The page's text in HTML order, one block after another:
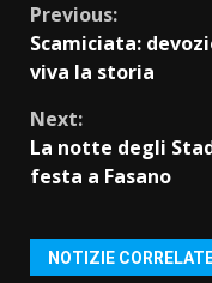
Continue
Reading
Previous:
Scamiciata:
viva la storia
Next:
La notte degli
festa a Fasano
NOTIZIE